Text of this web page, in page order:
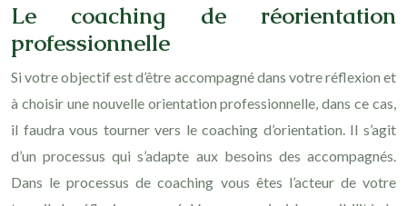
Le coaching de réorientation
professionnelle
Si votre objectif est d’être accompagné dans votre réflexion et
à choisir une nouvelle orientation professionnelle, dans ce cas,
il faudra vous tourner vers le coaching d’orientation. Il s’agit
d’un processus qui s’adapte aux besoins des accompagnés.
Dans le processus de coaching vous êtes l’acteur de votre